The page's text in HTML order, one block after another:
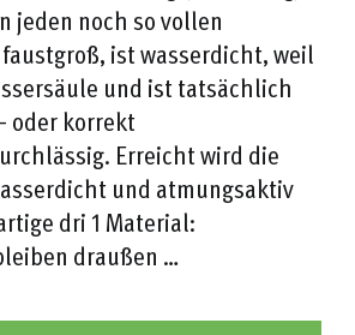
jeden noch so vollen
ist wasserdicht, weil
und ist tatsächlich
oder korrekt
Erreicht wird die
und atmungsaktiv
dri 1 Material:
draußen …